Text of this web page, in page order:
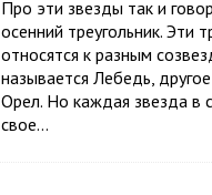
Про эти звезды так и
осенний треугольник. Эти
относятся к разным
называется Лебедь,
Орел. Но каждая звезда в
свое…